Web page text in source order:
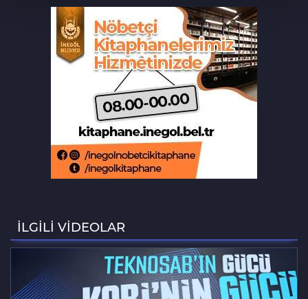
Osmangazi çocuklara okuma kültürü
kazandırıyor
Mobilfest’in üçüncü durağı İznik
Akrabalar arasında 'kız kaçırma'
kavgası: 1'i ağır 4 yaralı
Bursa'da bina yıkımında hayat
kurtaran müdahale
İLGİLİ VİDEOLAR